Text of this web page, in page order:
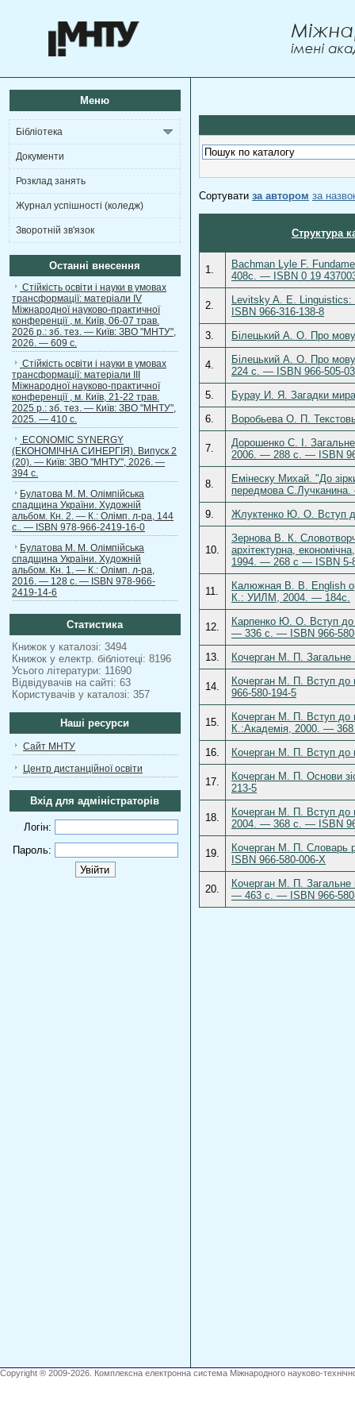
Меню
Бібліотека
Документи
Розклад занять
Журнал успішності (коледж)
Зворотній зв'язок
Останні внесення
Стійкість освіти і науки в умовах
трансформації: матеріали ІV
Міжнародної науково-практичної
конференції , м. Київ, 06-07 трав.
2026 р.: зб. тез. — Київ: ЗВО "МНТУ",
2026. — 609 с.
Стійкість освіти і науки в умовах
трансформації: матеріали ІІІ
Міжнародної науково-практичної
конференції , м. Київ, 21-22 трав.
2025 р.: зб. тез. — Київ: ЗВО "МНТУ",
2025. — 410 с.
ECONOMIC SYNERGY
(ЕКОНОМІЧНА СИНЕРГІЯ). Випуск 2
(20). — Київ: ЗВО "МНТУ", 2026. —
394 с.
Булатова М. М. Олімпійська
спадщина України. Художній
альбом. Кн. 2. — К.: Олімп. л-ра, 144
с.. — ISBN 978-966-2419-16-0
Булатова М. М. Олімпійська
спадщина України. Художній
альбом. Кн. 1. — К.: Олімп. л-ра,
2016. — 128 с. — ISBN 978-966-
2419-14-6
Статистика
Книжок у каталозі: 3494
Книжок у електр. бібліотеці: 8196
Усього літератури: 11690
Відвідувачів на сайті: 63
Користувачів у каталозі: 357
Наші ресурси
Сайт МНТУ
Центр дистанційної освіти
Вхід для адміністраторів
Логін:
Пароль:
Сортувати за автором за
Структура
1.
Bachman Lyle F.
408c. — ISBN 0 19
2.
Levitsky A. E.
ISBN 966-316-138-8
3.
Білецький А. О. Про
4.
Білецький А. О. Про
224 с. — ISBN 966-505-
5.
Бурау И. Я. Загадки
6.
Воробьева О. П.
7.
Дорошенко С. І.
2006. — 288 с. — ISBN
8.
Емінеску Михай. "До
передмова
9.
Жлуктенко Ю. О. Вступ
10.
Зернова В. К.
архітектурна,
1994. — 268 c — ISBN 5-
11.
Калюжная В. В. Еnglish
К.: УИЛМ, 2004. — 184с.
12.
Карпенко Ю. О. Вступ до
— 336 с. — ISBN 966-
13.
Кочерган М. П.
14.
Кочерган М. П. Вступ до
966-580-194-5
15.
Кочерган М. П. Вступ до
К.:Академія, 2000. —
16.
Кочерган М. П. Вступ до
17.
Кочерган М. П. Основи
213-5
18.
Кочерган М. П. Вступ до
2004. — 368 с. — ISBN
19.
Кочерган М. П. Словарь
ISBN 966-580-006-Х
20.
Кочерган М. П. Загальне
— 463 с. — ISBN 966-
Copyright ® 2009-2026. Комплексна електронна система Міжнародного науково-